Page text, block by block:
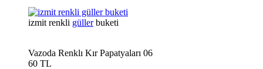
izmit renkli güllerbuketi
Vazoda Renklı Kır Papatyaları 06
60 TL